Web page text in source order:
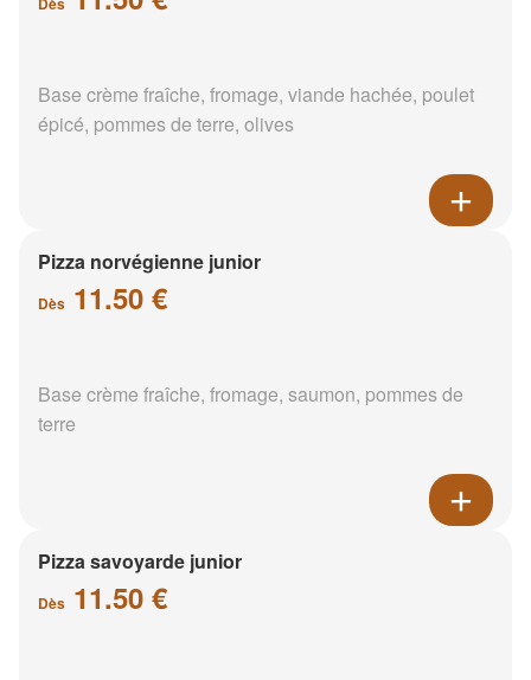
Base crème fraîche, fromage, viande hachée, poulet
épicé, pommes de terre, olives
Pizza norvégienne junior
Dès 11.50 €
Base crème fraîche, fromage, saumon, pommes de
terre
Pizza savoyarde junior
Dès 11.50 €